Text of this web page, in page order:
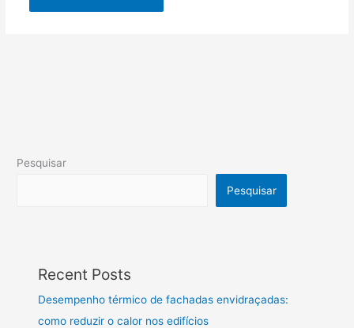
Pesquisar
Pesquisar
Recent Posts
Desempenho térmico de fachadas envidraçadas:
como reduzir o calor nos edifícios